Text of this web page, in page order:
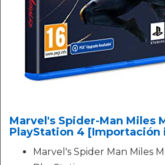
Marvel's Spider-Man Miles
PlayStation 4 [Importación
Marvel's Spider Man Miles